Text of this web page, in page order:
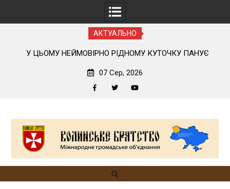
АКТУАЛЬНО
ТОЙ, ХТО ПЕРШИМ ВІДМОВИВСЯ ВІД ОРДЕНА БІЛОГО
07 Сер, 2026
content